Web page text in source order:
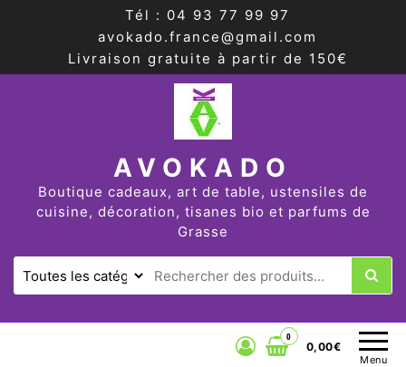
Tél : 04 93 77 99 97
avokado.france@gmail.com
Livraison gratuite à partir de 150€
AVOKADO
Boutique cadeaux, art de table, ustensiles de
cuisine, décoration, tisanes bio et parfums de
Grasse
Menu
0
0,00€